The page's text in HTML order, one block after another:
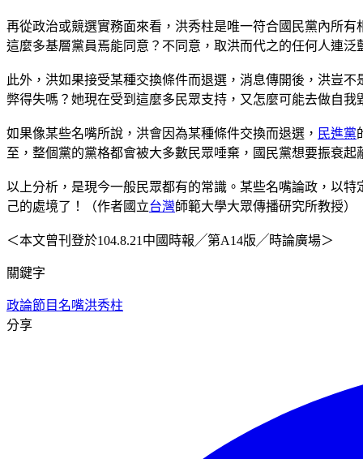
再從政治或競選實務面來看，洪秀柱是唯一符合國民黨內所
這麼多基層黨員焉能同意？不同意，取洪而代之的任何人連
此外，洪如果接受某種交換條件而退選，消息傳開後，洪豈
弊得失嗎？她現在受到這麼多民眾支持，又怎麼可能去做自我
如果像某些名嘴所說，洪會因為某種條件交換而退選， 民進黨
至，整個黨的黨格都會被大多數民眾唾棄，國民黨想要振衰
以上分析，是現今一般民眾都有的常識。某些名嘴論政，以
己的處境了！（作者國立台灣師範大學大眾傳播研究所教授）
＜本文曾刊登於104.8.21中國時報╱第A14版╱時論廣場＞
關鍵字
政論節目名嘴洪秀柱
分享